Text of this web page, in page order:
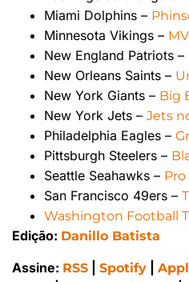
Miami Dolphins –
Minnesota Vikings –
New England Patriots –
New Orleans Saints –
New York Giants – Big
New York Jets – Jets
Philadelphia Eagles –
Pittsburgh Steelers –
Seattle Seahawks – Pro
San Francisco 49ers –
Washington Football
Edição: Danillo Batista
Assine: RSS Spotify